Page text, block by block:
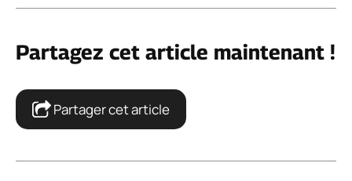
Partagez cet article maintenant !
Partager cet article